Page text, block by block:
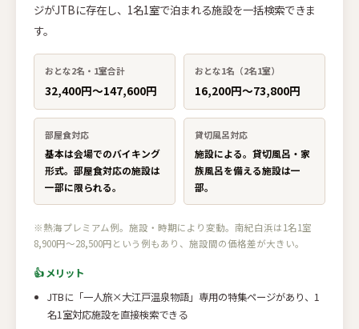
ジがJTBに存在し、1名1室で泊まれる施設を一括検索できま
す。
おとな2名・1室合計
32,400円〜147,600円
おとな1名（2名1室）
16,200円〜73,800円
部屋食対応
基本は会場でのバイキング
形式。部屋食対応の施設は
一部に限られる。
貸切風呂対応
施設による。貸切風呂・家
族風呂を備える施設は一
部。
※熱海プレミアム例。施設・時期により変動。南紀白浜は1名1室
8,900円〜28,500円という例もあり、施設間の価格差が大きい。
👍 メリット
JTBに「一人旅×大江戸温泉物語」専用の特集ページがあり、1
名1室対応施設を直接検索できる